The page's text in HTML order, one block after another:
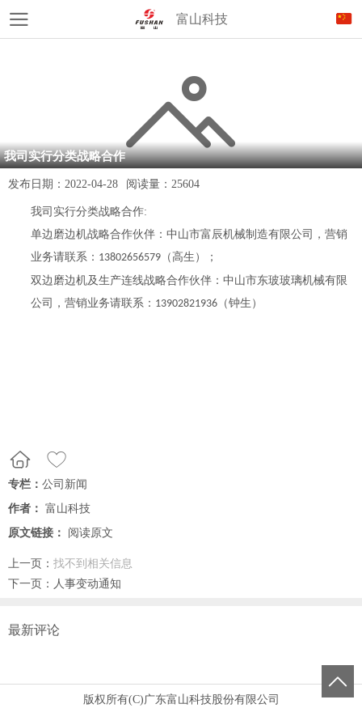
富山科技
我司实行分类战略合作
发布日期： 2022-04-28 阅读量： 25604
我司实行分类战略合作:
单边磨边机战略合作伙伴：中山市富辰机械制造有限公司，营销
业务请联系： 13802656579 （高生）；
双边磨边机及生产连线战略合作伙伴：中山市东玻玻璃机械有限
公司，营销业务请联系： 13902821936 （钟生）
专栏： 公司新闻
作者： 富山科技
原文链接：
阅读原文
上一页： 找不到相关信息
下一页： 人事变动通知
最新评论
版权所有(C)广东富山科技股份有限公司